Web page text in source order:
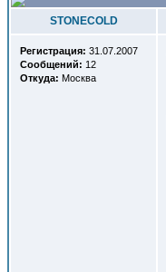
STONECOLD
Регистрация: 31.07.2007
Сообщений: 12
Откуда: Москва